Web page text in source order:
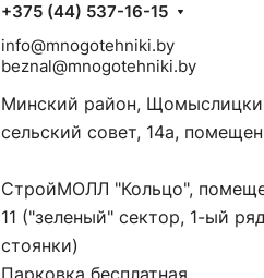
+375 (44) 537-16-15
info@mnogotehniki.by
beznal@mnogotehniki.by
Минский район,
сельский совет, 14а,
СтройМОЛЛ "Кольцо",
11 ("зеленый" сектор, 1-ый
стоянки)
Парковка бесплатная